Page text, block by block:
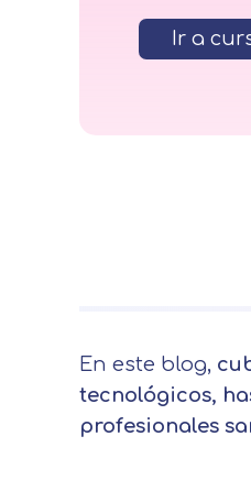
Ir a
En este blog,
tecnológicos,
profesionales